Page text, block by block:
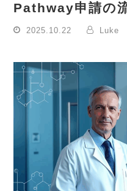
Pathway申請の
2025.10.22 Luke